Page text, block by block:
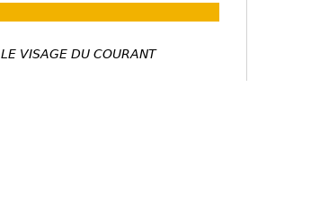
LE VISAGE DU COURANT